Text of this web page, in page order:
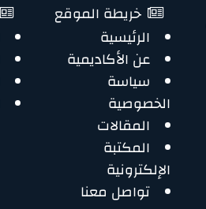
خريطة الموقع
الرئيسية
عن الأكاديمية
سياسة
الخصوصية
المقالات
المكتبة
الإلكترونية
تواصل معنا